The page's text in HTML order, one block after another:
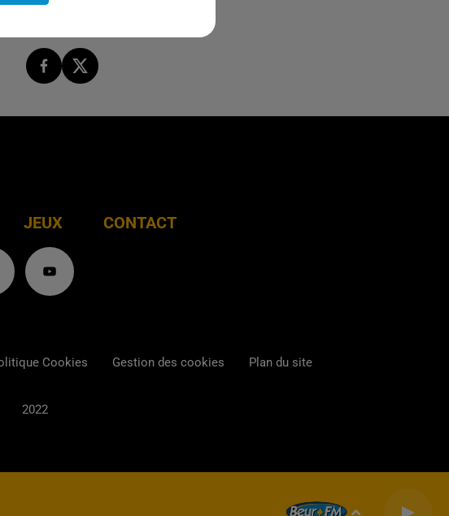
JEUX CONTACT
Cookies Gestion des cookies Plan du site
2022